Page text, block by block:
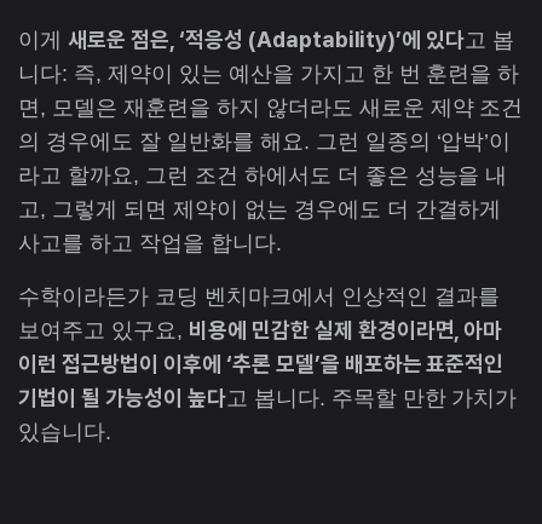
이게 새로운 점은, ‘적응성 (Adaptability)’에 있다고 봅
니다: 즉, 제약이 있는 예산을 가지고 한 번 훈련을 하
면, 모델은 재훈련을 하지 않더라도 새로운 제약 조건
의 경우에도 잘 일반화를 해요. 그런 일종의 ‘압박’이
라고 할까요, 그런 조건 하에서도 더 좋은 성능을 내
고, 그렇게 되면 제약이 없는 경우에도 더 간결하게
사고를 하고 작업을 합니다.
수학이라든가 코딩 벤치마크에서 인상적인 결과를
보여주고 있구요, 비용에 민감한 실제 환경이라면, 아마
이런 접근방법이 이후에 ‘추론 모델’을 배포하는 표준적인
기법이 될 가능성이 높다고 봅니다. 주목할 만한 가치가
있습니다.